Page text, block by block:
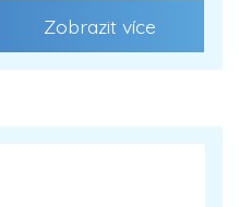
Zobrazit více